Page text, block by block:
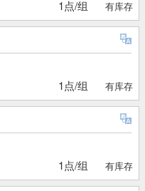
1点/组 有库存
1点/组 有库存
1点/组 有库存